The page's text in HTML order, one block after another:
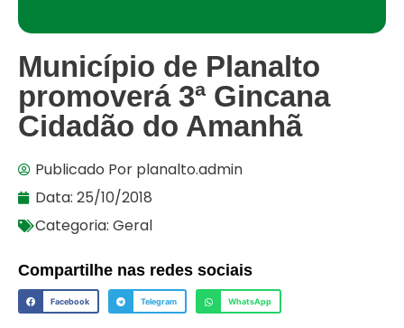
Município de Planalto
promoverá 3ª Gincana
Cidadão do Amanhã
Publicado Por planalto.admin
Data: 25/10/2018
Categoria: Geral
Compartilhe nas redes sociais
Facebook Telegram WhatsApp